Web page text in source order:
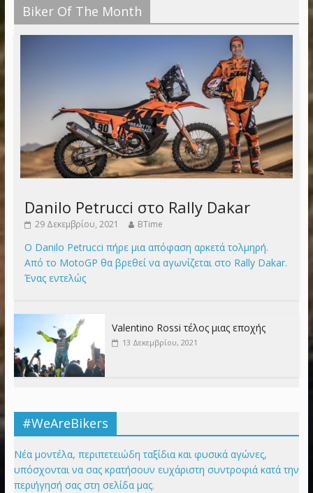
Biker Of The Month
Danilo Petrucci στο Rally Dakar
29 Δεκεμβρίου, 2021 BTime
Ο Danilo Petrucci πήρε μια απόφαση αρκετά τολμηρή.
Από το MotoGP θα βρεθεί να αγωνίζεται στο Rally Dakar.
Ένας εντελώς
Valentino Rossi τέλος μιας εποχής
13 Δεκεμβρίου, 2021
#WeAreBikers
Νέα μοντέλα, περιπετειώδη ταξίδια και φυσικά αγώνες,
υπόσχονται να σας κρατήσουν ευχάριστη συντροφιά κατά την
περιήγησή σας στη σελίδα μας.